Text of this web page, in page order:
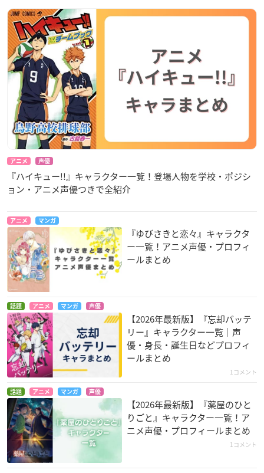
ハイキュー!! ボール
の"道"
潜尚保
リモ
アニメ 声優
『ハイキュー!!』キャラクター一覧！登場人物を学校・ポジシ
ョン・アニメ声優つきで全紹介
アニメ マンガ
『ゆびさきと恋々』キャラクタ
ー一覧！アニメ声優・プロフィ
ールまとめ
話題 アニメ マンガ 声優
【2026年最新版】『忘却バッテ
リー』キャラクター一覧｜声
優・身長・誕生日などプロフィ
ールまとめ
1コメント
話題 アニメ マンガ 声優
【2026年最新版】『薬屋のひと
りごと』キャラクター一覧！ア
ニメ声優・プロフィールまとめ
1コメント